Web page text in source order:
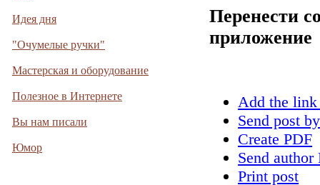
Идея дня
"Очумелые ручки"
Мастерская и оборудование
Полезное в Интернете
Вы нам писали
Юмор
Перенести
приложение
Add the
Send post
Create PDF
Send
Print post